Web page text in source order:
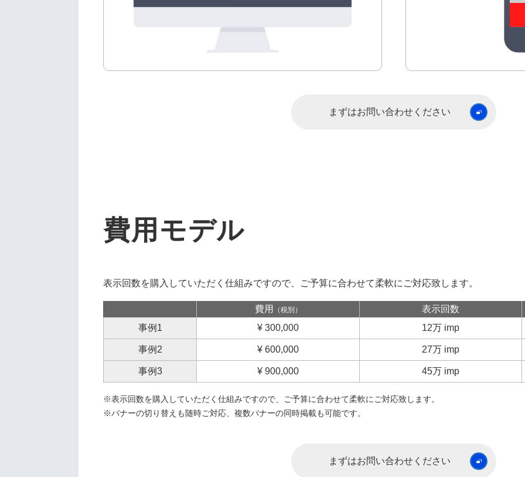
まずはお問い合わせください
費用モデル
表示回数を購入していただく仕組みですので、ご予算に合わせて柔軟にご対応致します。
費用 （税別）
表示回数
事例1
¥ 300,000 12万 imp
事例2 ¥ 600,000 27万 imp
事例3 ¥ 900,000 45万 imp
※表示回数を購入していただく仕組みですので、ご予算に合わせて柔軟にご対応致します。
※バナーの切り替えも随時ご対応、複数バナーの同時掲載も可能です。
まずはお問い合わせください